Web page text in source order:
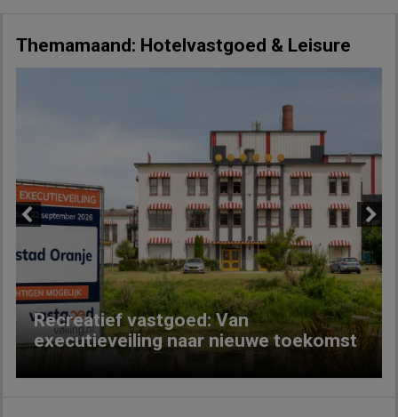
Themamaand: Hotelvastgoed & Leisure
Recreatief vastgoed: Van
executieveiling naar nieuwe toekomst
Next